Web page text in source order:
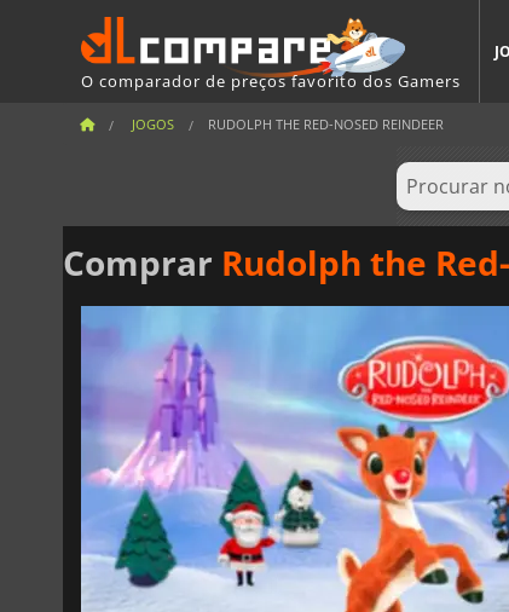
O comparador de preços favorito dos Gamers
JOGOS RUDOLPH THE RED-NOSED REINDEER
Comprar Rudolph the